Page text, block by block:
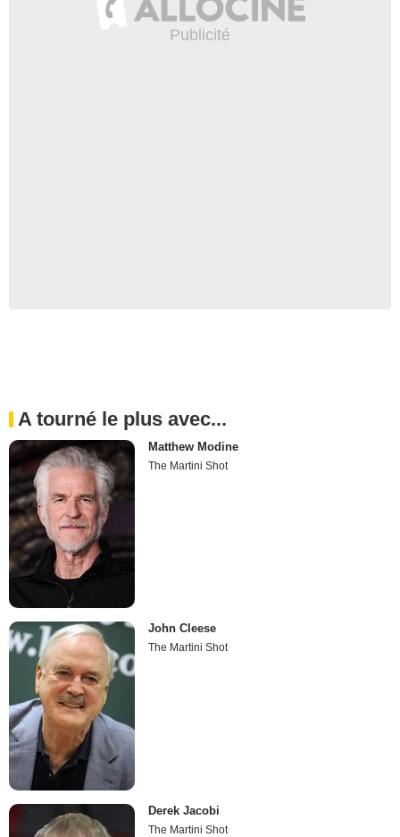
A tourné le plus avec...
Matthew Modine
The Martini Shot
John Cleese
The Martini Shot
Derek Jacobi
The Martini Shot